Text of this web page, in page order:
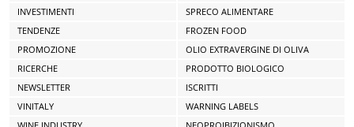
INVESTIMENTI
SPRECO ALIMENTARE
TENDENZE
FROZEN FOOD
PROMOZIONE
OLIO EXTRAVERGINE DI OLIVA
RICERCHE
PRODOTTO BIOLOGICO
NEWSLETTER
ISCRITTI
VINITALY
WARNING LABELS